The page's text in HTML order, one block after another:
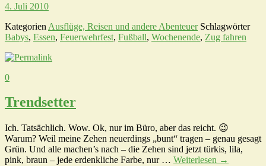
4. Juli 2010
Kategorien Ausflüge, Reisen und andere Abenteuer Schlagwörter
Babys, Essen, Feuerwehrfest, Fußball, Wochenende, Zug fahren
0
Trendsetter
Ich. Tatsächlich. Wow. Ok, nur im Büro, aber das reicht. 😉
Warum? Weil meine Zehen neuerdings „bunt“ tragen – genau gesagt
Grün. Und alle machen’s nach – die Zehen sind jetzt türkis, lila,
pink, braun – jede erdenkliche Farbe, nur … Weiterlesen →